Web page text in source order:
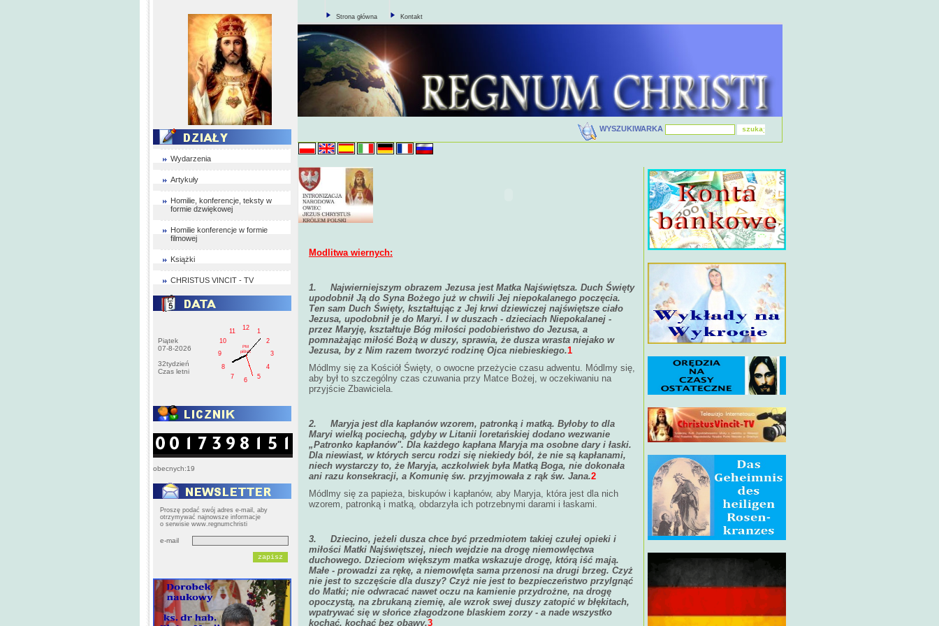
Wydarzenia
Artykuły
Homilie, konferencje, teksty w
formie dzwiękowej
Homilie konferencje w formie
filmowej
Książki
CHRISTUS VINCIT - TV
Piątek
07-8-2026
32tydzień
Czas letni
1
2
3
4
5
6
7
8
9
10
11
12
PM
pištek
obecnych:19
Proszę podać swój adres e-mail, aby
otrzymywać najnowsze informacje
o serwisie www.regnumchristi
e-mail
Strona główna Kontakt
WYSZUKIWARKA
Modlitwa wiernych:
1. Najwierniejszym obrazem Jezusa jest Matka Najświętsza. Duch Święty
upodobnił Ją do Syna Bożego już w chwili Jej niepokalanego poczęcia.
Ten sam Duch Święty, kształtując z Jej krwi dziewiczej najświętsze ciało
Jezusa, upodobnił je do Maryi. I w duszach - dzieciach Niepokalanej -
przez Maryję, kształtuje Bóg miłości podobieństwo do Jezusa, a
pomnażając miłość Bożą w duszy, sprawia, że dusza wrasta niejako w
Jezusa, by z Nim razem tworzyć rodzinę Ojca niebieskiego.1
Módlmy się za Kościół Święty, o owocne przeżycie czasu adwentu. Módlmy się,
aby był to szczególny czas czuwania przy Matce Bożej, w oczekiwaniu na
przyjście Zbawiciela.
2. Maryja jest dla kapłanów wzorem, patronką i matką. Byłoby to dla
Maryi wielką pociechą, gdyby w Litanii loretańskiej dodano wezwanie
„Patronko kapłanów". Dla każdego kapłana Maryja ma osobne dary i łaski.
Dla niewiast, w których sercu rodzi się niekiedy ból, że nie są kapłanami,
niech wystarczy to, że Maryja, aczkolwiek była Matką Boga, nie dokonała
ani razu konsekracji, a Komunię św. przyjmowała z rąk św. Jana.2
Módlmy się za papieża, biskupów i kapłanów, aby Maryja, która jest dla nich
wzorem, patronką i matką, obdarzyła ich potrzebnymi darami i łaskami.
3. Dziecino, jeżeli dusza chce być przedmiotem takiej czułej opieki i
miłości Matki Najświętszej, niech wejdzie na drogę niemowlęctwa
duchowego. Dzieciom większym matka wskazuje drogę, którą iść mają.
Małe - prowadzi za rękę, a niemowlęta sama przenosi na drugi brzeg. Czyż
nie jest to szczęście dla duszy? Czyż nie jest to bezpieczeństwo przylgnąć
do Matki; nie odwracać nawet oczu na kamienie przydrożne, na drogę
opoczystą, na zbrukaną ziemię, ale wzrok swej duszy zatopić w błękitach,
wpatrywać się w słońce złagodzone blaskiem zorzy - a nade wszystko
kochać, kochać bez obawy.3